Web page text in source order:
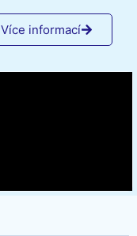
Více informací